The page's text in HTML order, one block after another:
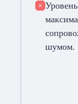
шумом.